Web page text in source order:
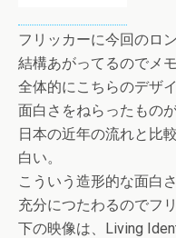
フリッカーに今回のロ
結構あがってるのでメモ
全体的にこちらのデザ
面白さをねらったもの
日本の近年の流れと比
白い。
こういう造形的な面白
充分につたわるのでフ
下の映像は、Living